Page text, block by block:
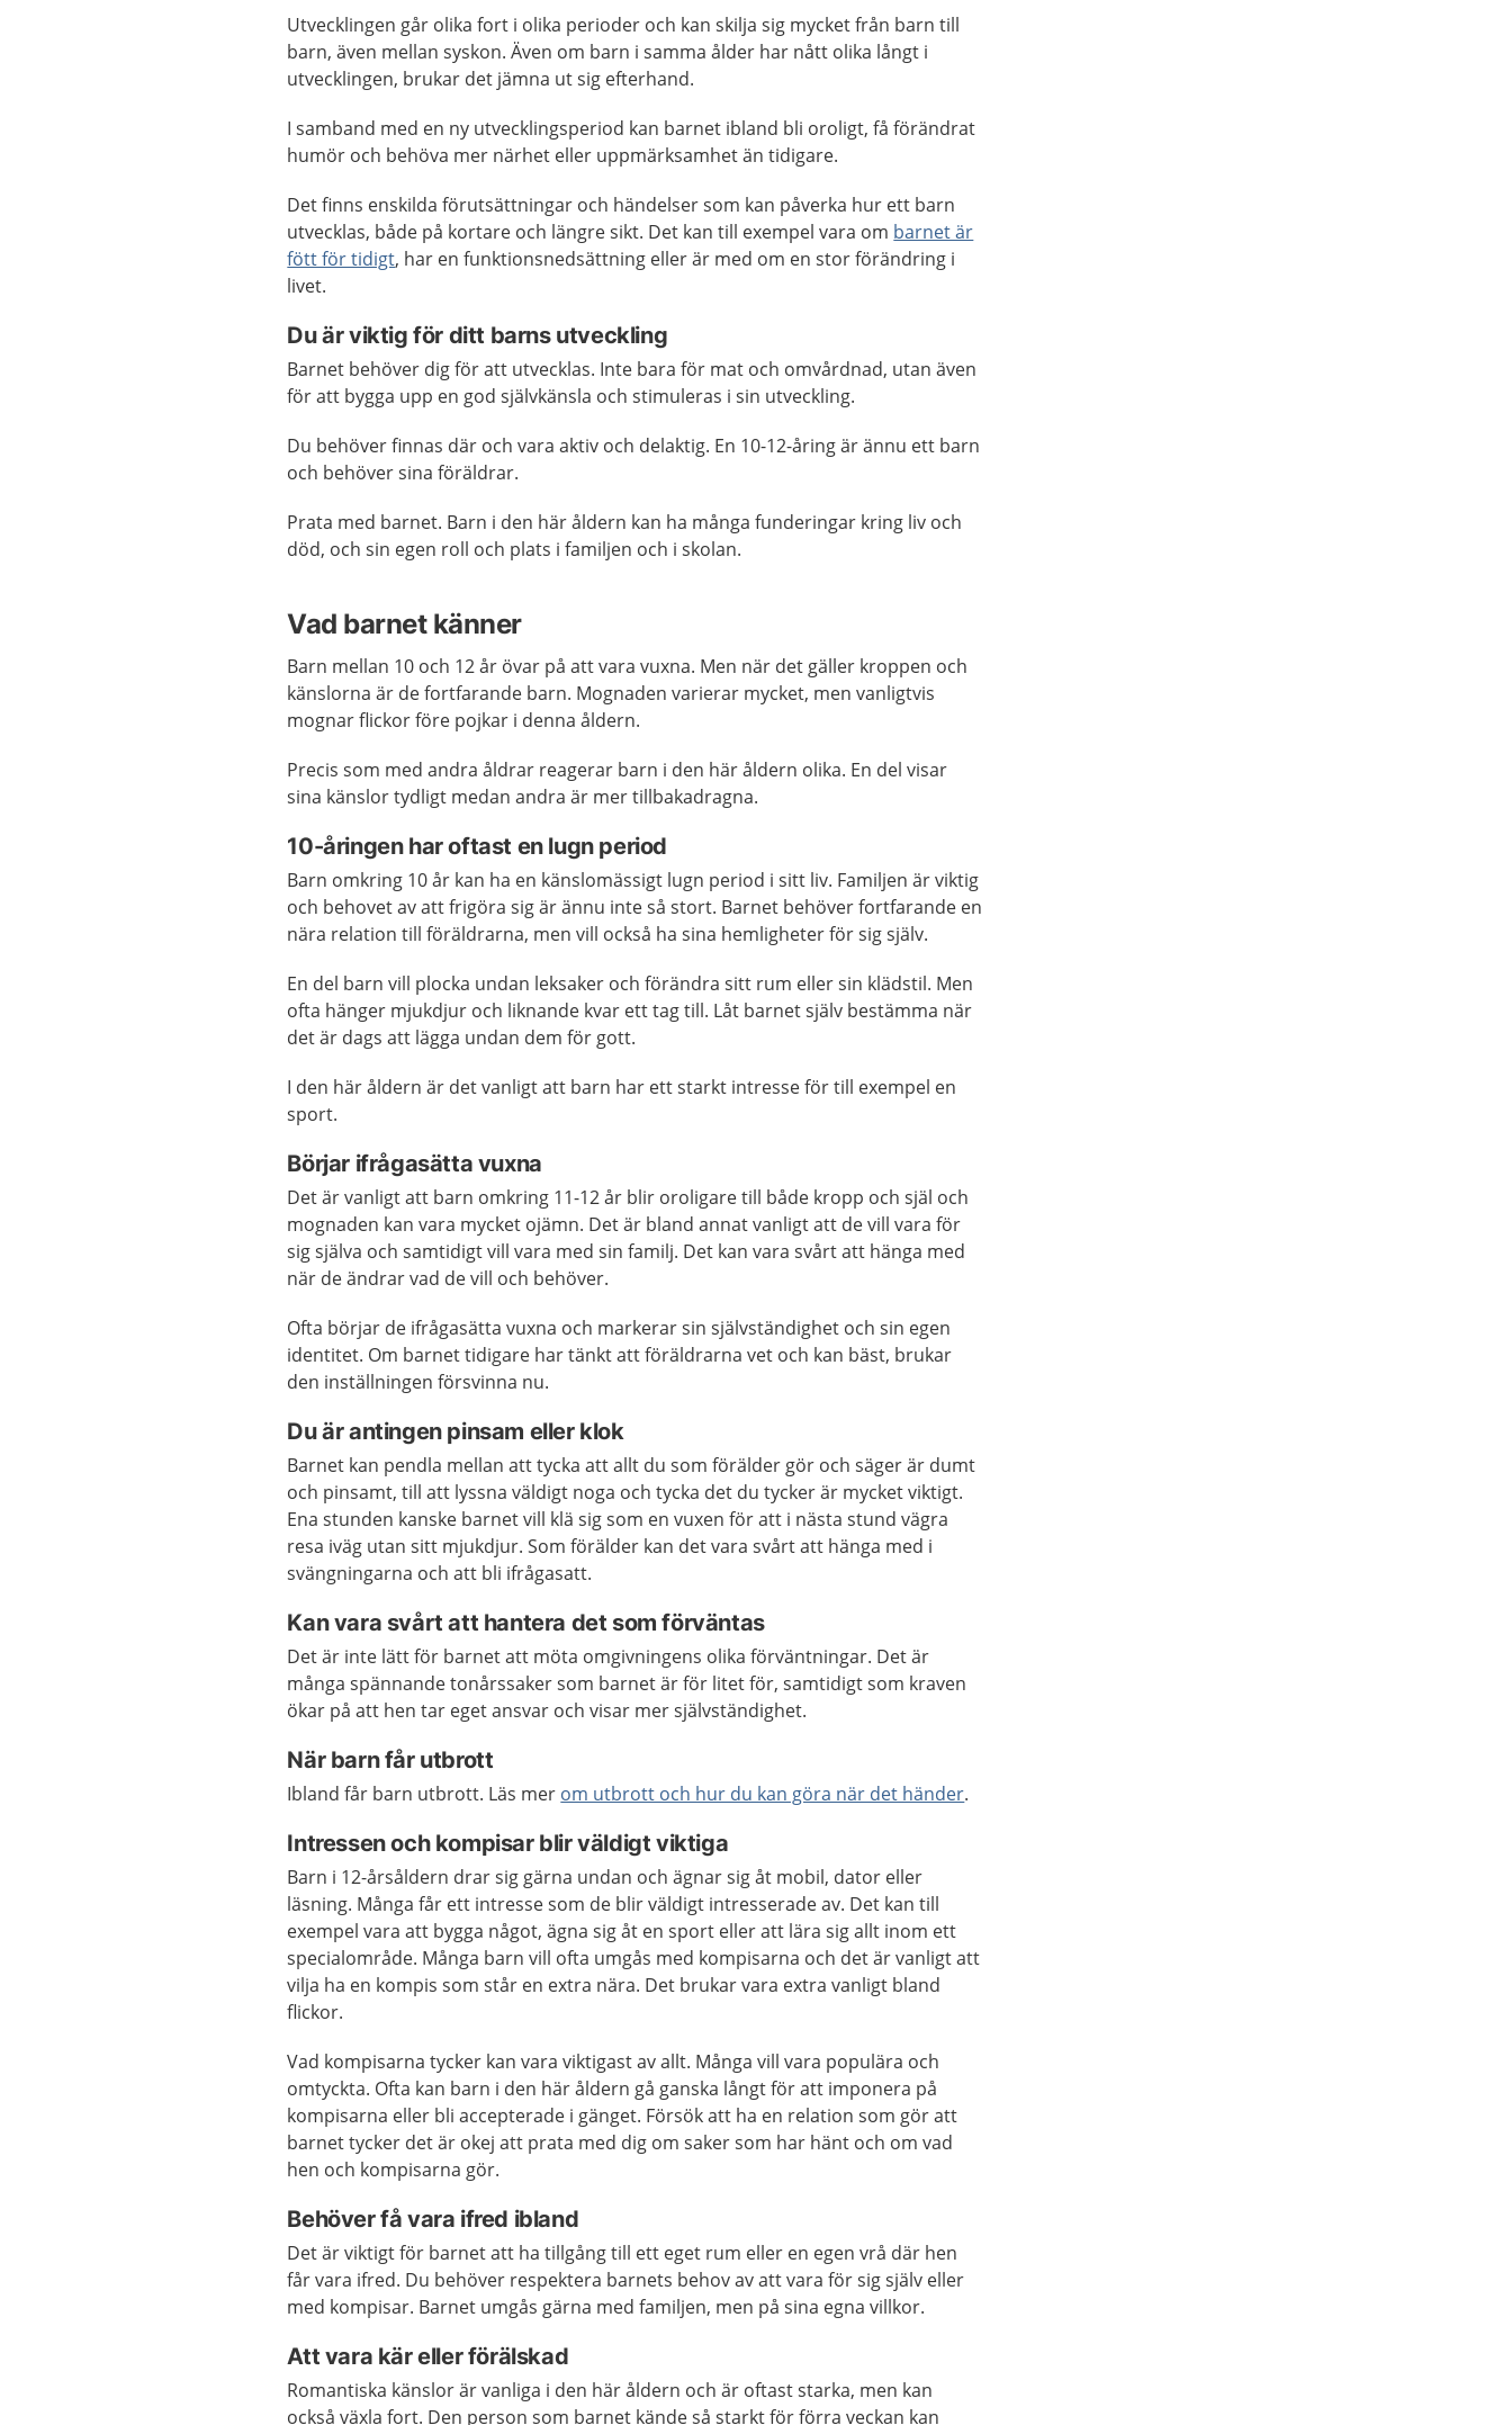
Utvecklingen går olika fort i olika perioder och kan skilja sig mycket från barn till
barn, även mellan syskon. Även om barn i samma ålder har nått olika långt i
utvecklingen, brukar det jämna ut sig efterhand.
I samband med en ny utvecklingsperiod kan barnet ibland bli oroligt, få förändrat
humör och behöva mer närhet eller uppmärksamhet än tidigare.
Det finns enskilda förutsättningar och händelser som kan påverka hur ett barn
utvecklas, både på kortare och längre sikt. Det kan till exempel vara om barnet är
fött för tidigt, har en funktionsnedsättning eller är med om en stor förändring i
livet.
Du är viktig för ditt barns utveckling
Barnet behöver dig för att utvecklas. Inte bara för mat och omvårdnad, utan även
för att bygga upp en god självkänsla och stimuleras i sin utveckling.
Du behöver finnas där och vara aktiv och delaktig. En 10-12-åring är ännu ett barn
och behöver sina föräldrar.
Prata med barnet. Barn i den här åldern kan ha många funderingar kring liv och
död, och sin egen roll och plats i familjen och i skolan.
Vad barnet känner
Barn mellan 10 och 12 år övar på att vara vuxna. Men när det gäller kroppen och
känslorna är de fortfarande barn. Mognaden varierar mycket, men vanligtvis
mognar flickor före pojkar i denna åldern.
Precis som med andra åldrar reagerar barn i den här åldern olika. En del visar
sina känslor tydligt medan andra är mer tillbakadragna.
10-åringen har oftast en lugn period
Barn omkring 10 år kan ha en känslomässigt lugn period i sitt liv. Familjen är viktig
och behovet av att frigöra sig är ännu inte så stort. Barnet behöver fortfarande en
nära relation till föräldrarna, men vill också ha sina hemligheter för sig själv.
En del barn vill plocka undan leksaker och förändra sitt rum eller sin klädstil. Men
ofta hänger mjukdjur och liknande kvar ett tag till. Låt barnet själv bestämma när
det är dags att lägga undan dem för gott.
I den här åldern är det vanligt att barn har ett starkt intresse för till exempel en
sport.
Börjar ifrågasätta vuxna
Det är vanligt att barn omkring 11-12 år blir oroligare till både kropp och själ och
mognaden kan vara mycket ojämn. Det är bland annat vanligt att de vill vara för
sig själva och samtidigt vill vara med sin familj. Det kan vara svårt att hänga med
när de ändrar vad de vill och behöver.
Ofta börjar de ifrågasätta vuxna och markerar sin självständighet och sin egen
identitet. Om barnet tidigare har tänkt att föräldrarna vet och kan bäst, brukar
den inställningen försvinna nu.
Du är antingen pinsam eller klok
Barnet kan pendla mellan att tycka att allt du som förälder gör och säger är dumt
och pinsamt, till att lyssna väldigt noga och tycka det du tycker är mycket viktigt.
Ena stunden kanske barnet vill klä sig som en vuxen för att i nästa stund vägra
resa iväg utan sitt mjukdjur. Som förälder kan det vara svårt att hänga med i
svängningarna och att bli ifrågasatt.
Kan vara svårt att hantera det som förväntas
Det är inte lätt för barnet att möta omgivningens olika förväntningar. Det är
många spännande tonårssaker som barnet är för litet för, samtidigt som kraven
ökar på att hen tar eget ansvar och visar mer självständighet.
När barn får utbrott
Ibland får barn utbrott. Läs mer om utbrott och hur du kan göra när det händer.
Intressen och kompisar blir väldigt viktiga
Barn i 12-årsåldern drar sig gärna undan och ägnar sig åt mobil, dator eller
läsning. Många får ett intresse som de blir väldigt intresserade av. Det kan till
exempel vara att bygga något, ägna sig åt en sport eller att lära sig allt inom ett
specialområde. Många barn vill ofta umgås med kompisarna och det är vanligt att
vilja ha en kompis som står en extra nära. Det brukar vara extra vanligt bland
flickor.
Vad kompisarna tycker kan vara viktigast av allt. Många vill vara populära och
omtyckta. Ofta kan barn i den här åldern gå ganska långt för att imponera på
kompisarna eller bli accepterade i gänget. Försök att ha en relation som gör att
barnet tycker det är okej att prata med dig om saker som har hänt och om vad
hen och kompisarna gör.
Behöver få vara ifred ibland
Det är viktigt för barnet att ha tillgång till ett eget rum eller en egen vrå där hen
får vara ifred. Du behöver respektera barnets behov av att vara för sig själv eller
med kompisar. Barnet umgås gärna med familjen, men på sina egna villkor.
Att vara kär eller förälskad
Romantiska känslor är vanliga i den här åldern och är oftast starka, men kan
också växla fort. Den person som barnet kände så starkt för förra veckan kan